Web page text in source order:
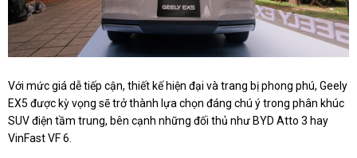
Với mức giá dễ tiếp cận, thiết kế hiện đại và trang bị phong phú, Geely
EX5 được kỳ vọng sẽ trở thành lựa chọn đáng chú ý trong phân khúc
SUV điện tầm trung, bên cạnh những đối thủ như BYD Atto 3 hay
VinFast VF 6.